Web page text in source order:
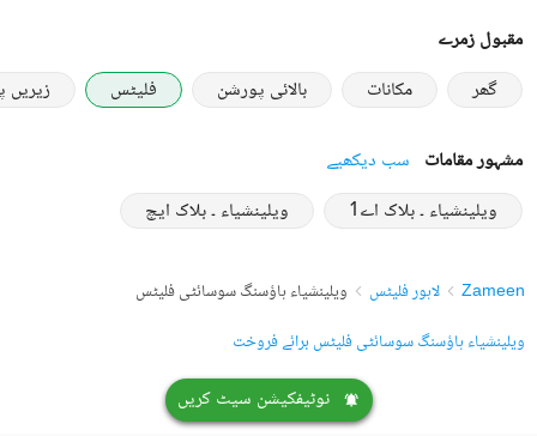
مقبول زمرے
گھر
مکانات بالائی پورشن فلیٹس
مشہور مقامات سب دیکھیے
ویلینشیاء ۔ بلاک اے1
ویلینشیاء ۔ بلاک ایچ
Zameen لاہور فلیٹس
ویلینشیاء ہاؤسنگ سوسائٹی فلیٹس
ویلینشیاء ہاؤسنگ سوسائٹی فلیٹس برائے فروخت
نوٹیفکیشن سیٹ کریں